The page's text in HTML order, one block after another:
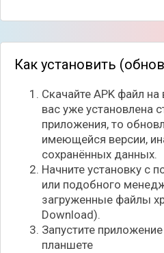
Как установить
Скачайте APK файл
вас уже установлена
приложения, то
имеющейся версии,
сохранённых данных.
Начните установку с
или подобного
загруженные файлы
Download).
Запустите
планшете